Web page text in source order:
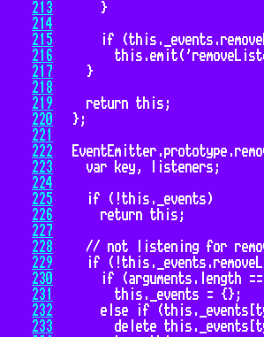
213
214
215
216
217
218
219
220
221
222
223
224
225
226
227
228
229
230
231
232
233